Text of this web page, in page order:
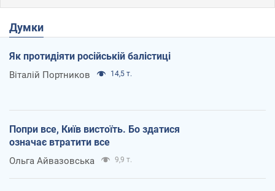
Думки
Як протидіяти російській балістиці
Віталій Портников 14,5 т.
Попри все, Київ вистоїть. Бо здатися
означає втратити все
Ольга Айвазовська 9,9 т.